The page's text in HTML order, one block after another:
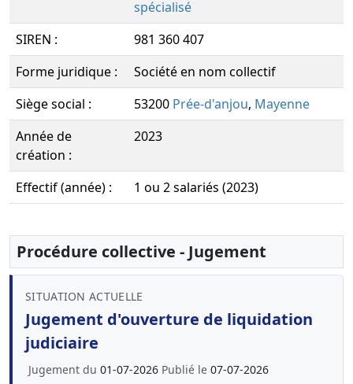
spécialisé
SIREN :
981 360 407
Forme juridique :
Société en nom collectif
Siège social :
53200 Prée-d'anjou, Mayenne
Année de
création :
2023
Effectif (année) : 1 ou 2 salariés (2023)
Procédure collective - Jugement
SITUATION ACTUELLE
Jugement d'ouverture de liquidation
judiciaire
Jugement du 01-07-2026 Publié le 07-07-2026